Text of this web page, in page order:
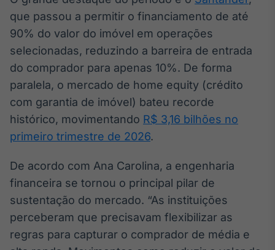
IA
Em breve
BroadFast
Em breve
Gestão de
Investimentos
Em breve
que passou a permitir o financiamento de até
90% do valor do imóvel em operações
selecionadas, reduzindo a barreira de entrada
do comprador para apenas 10%. De forma
paralela, o mercado de home equity (crédito
com garantia de imóvel) bateu recorde
histórico, movimentando R$ 3,16 bilhões no
primeiro trimestre de 2026.
De acordo com Ana Carolina, a engenharia
financeira se tornou o principal pilar de
sustentação do mercado. “As instituições
perceberam que precisavam flexibilizar as
regras para capturar o comprador de média e